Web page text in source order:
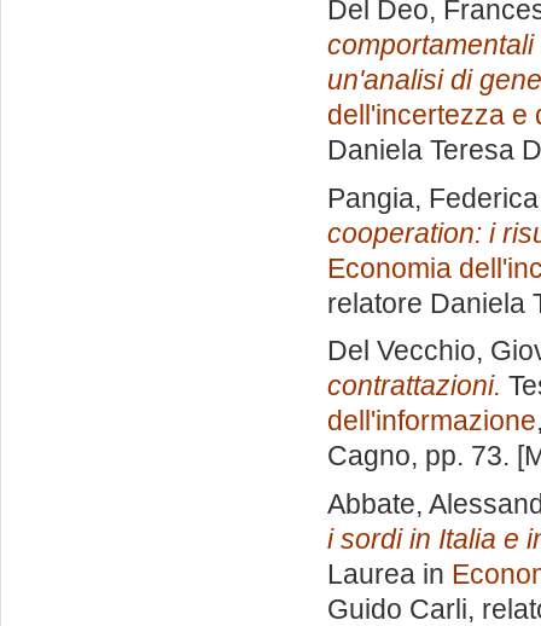
Del Deo,
un'analisi di
dell'incertezza e
Daniela Teresa
Pangia, Federica
cooperation: i
Economia
relatore Daniela
Del Vecchio,
contrattazioni.
dell'informazione
Cagno, pp. 73.
Abbate,
i sordi in Italia e
Laurea in
Guido Carli,